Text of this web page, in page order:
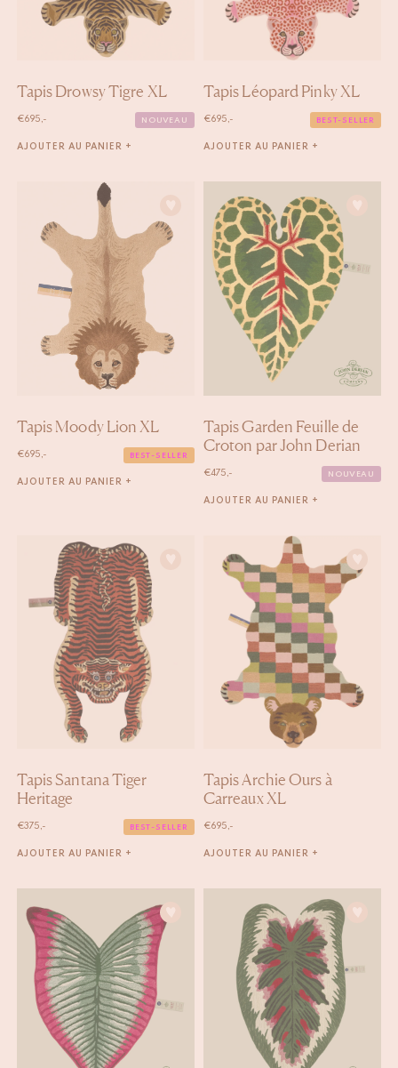
Tapis Drowsy Tigre XL
€695,- NOUVEAU
AJOUTER AU PANIER +
Tapis Léopard Pinky XL
€695,- BEST-SELLER
AJOUTER AU PANIER +
Tapis Moody Lion XL
€695,- BEST-SELLER
AJOUTER AU PANIER +
Tapis Garden Feuille de
Croton par John Derian
€475,- NOUVEAU
AJOUTER AU PANIER +
Tapis Santana Tiger
Heritage
€375,- BEST-SELLER
AJOUTER AU PANIER +
Tapis Archie Ours à
Carreaux XL
€695,-
AJOUTER AU PANIER +